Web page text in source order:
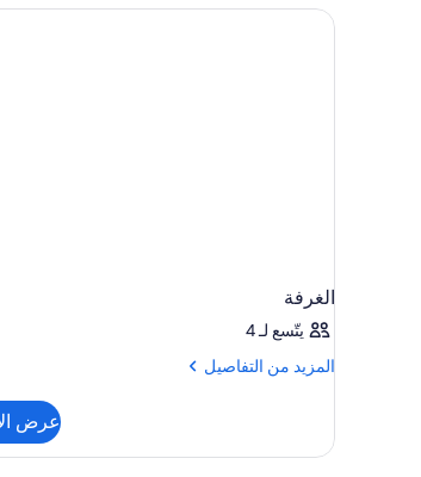
الغرفة
يتّسع لـ 4
المزيد من التفاصيل
المزيد
الغرفة
عرض